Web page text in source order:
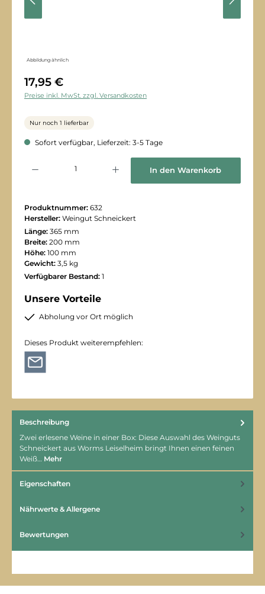
Abbildung ähnlich
17,95 €
Preise inkl. MwSt. zzgl. Versandkosten
Nur noch 1 lieferbar
Sofort verfügbar, Lieferzeit: 3-5 Tage
In den Warenkorb
Produktnummer: 632
Hersteller: Weingut Schneickert
Länge: 365 mm
Breite: 200 mm
Höhe: 100 mm
Gewicht: 3,5 kg
Verfügbarer Bestand: 1
Unsere Vorteile
Abholung vor Ort möglich
Dieses Produkt weiterempfehlen:
Beschreibung
Zwei erlesene Weine in einer Box: Diese Auswahl des Weinguts
Schneickert aus Worms Leiselheim bringt Ihnen einen feinen
Weiß… Mehr
Eigenschaften
Nährwerte & Allergene
Bewertungen